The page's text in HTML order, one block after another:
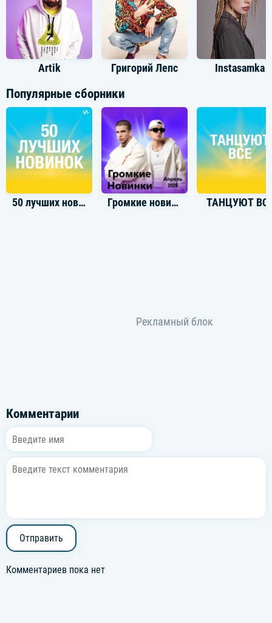
Artik Григорий Лепс Instasamka
Популярные сборники
50 лучших новинок Громкие новинки: Апрель 2026 ТАНЦУЮТ
Комментарии
Отправить
Комментариев пока нет